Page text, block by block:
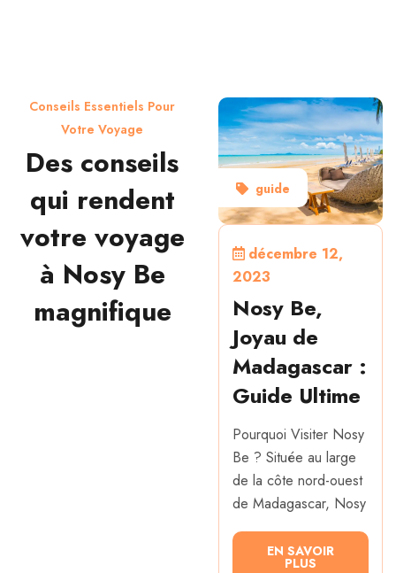
Conseils Essentiels Pour
Votre Voyage
Des conseils
qui rendent
votre voyage
à Nosy Be
magnifique
guide
décembre 12,
2023
Nosy Be,
Joyau de
Madagascar :
Guide Ultime
Pourquoi Visiter Nosy
Be ? Située au large
de la côte nord-ouest
de Madagascar, Nosy
EN SAVOIR
PLUS